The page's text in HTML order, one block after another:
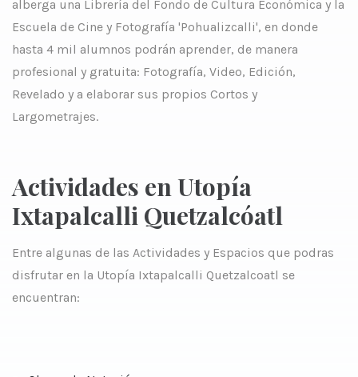
alberga una Librería del Fondo de Cultura Económica y la
Escuela de Cine y Fotografía 'Pohualizcalli', en donde
hasta 4 mil alumnos podrán aprender, de manera
profesional y gratuita: Fotografía, Video, Edición,
Revelado y a elaborar sus propios Cortos y
Largometrajes.
Actividades en Utopía
Ixtapalcalli Quetzalcóatl
Entre algunas de las Actividades y Espacios que podras
disfrutar en la Utopía Ixtapalcalli Quetzalcoatl se
encuentran: